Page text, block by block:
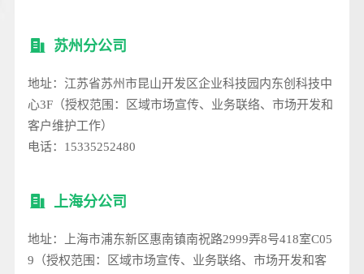
苏州分公司
地址：江苏省苏州市昆山开发区企业科技园内东创科技中
心3F（授权范围：区域市场宣传、业务联络、市场开发和
客户维护工作）
电话：15335252480
上海分公司
地址：上海市浦东新区惠南镇南祝路2999弄8号418室C05
9（授权范围：区域市场宣传、业务联络、市场开发和客